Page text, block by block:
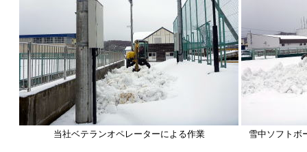
当社ベテランオペレーターによる作業 雪中ソフトボ